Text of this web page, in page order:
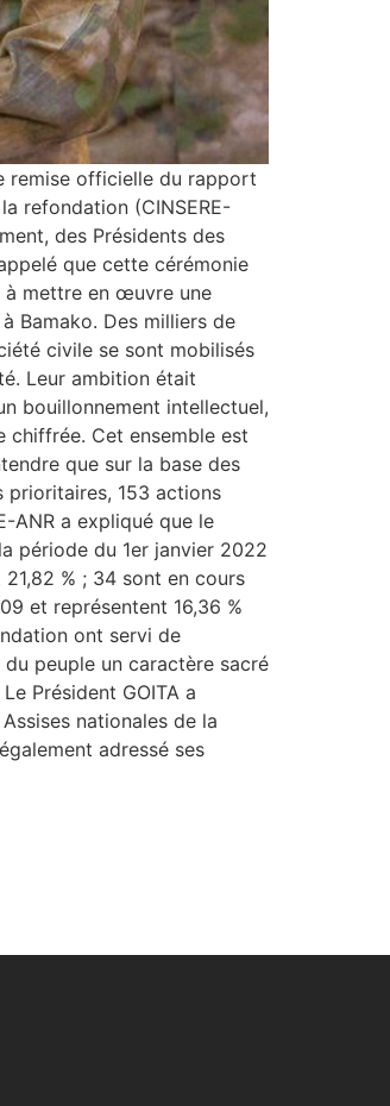
remise officielle du rapport
refondation (CINSERE-
des Présidents des
que cette cérémonie
à mettre en œuvre une
Bamako. Des milliers de
civile se sont mobilisés
Leur ambition était
bouillonnement intellectuel,
Cet ensemble est
que sur la base des
153 actions
ANR a expliqué que le
période du 1er janvier 2022
% ; 34 sont en cours
et représentent 16,36 %
ont servi de
peuple un caractère sacré
Président GOITA a
nationales de la
adressé ses